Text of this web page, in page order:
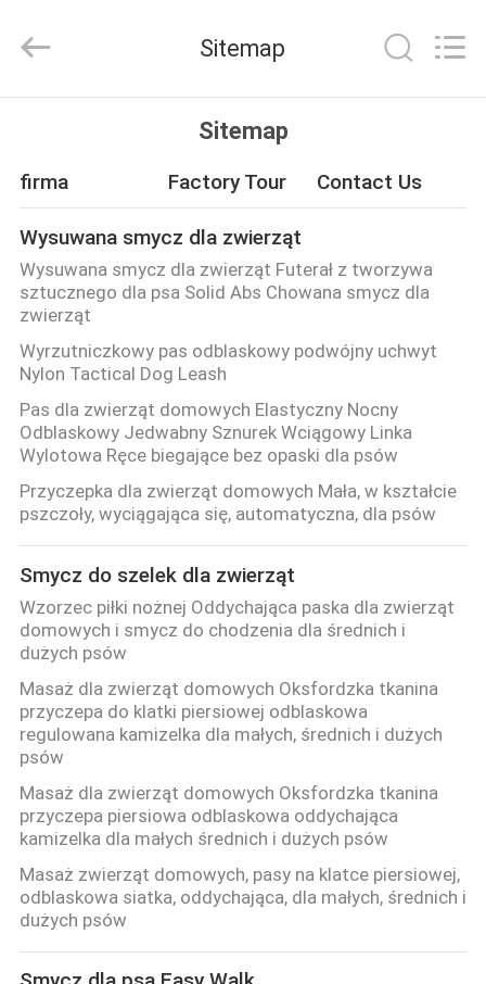
PRODUKTY
O
NAS
WYCIECZKA
PO
FABRYCE
SKONTAKTUJ
SIĘ
NAMI
POPROSIĆ
O
WYCENĘ
BLOG/NEWS
SITEMAP
PRIVACY
Trading
Co.Ltd.
Reserved.
Sitemap
Sitemap
firma Factory Tour Contact Us
Wysuwana smycz dla zwierząt
Wysuwana smycz dla zwierząt Futerał z tworzywa
sztucznego dla psa Solid Abs Chowana smycz dla
zwierząt
Wyrzutniczkowy pas odblaskowy podwójny uchwyt
Nylon Tactical Dog Leash
Pas dla zwierząt domowych Elastyczny Nocny
Odblaskowy Jedwabny Sznurek Wciągowy Linka
Wylotowa Ręce biegające bez opaski dla psów
Przyczepka dla zwierząt domowych Mała, w kształcie
pszczoły, wyciągająca się, automatyczna, dla psów
Smycz do szelek dla zwierząt
Wzorzec piłki nożnej Oddychająca paska dla zwierząt
domowych i smycz do chodzenia dla średnich i
dużych psów
Masaż dla zwierząt domowych Oksfordzka tkanina
przyczepa do klatki piersiowej odblaskowa
regulowana kamizelka dla małych, średnich i dużych
psów
Masaż dla zwierząt domowych Oksfordzka tkanina
przyczepa piersiowa odblaskowa oddychająca
kamizelka dla małych średnich i dużych psów
Masaż zwierząt domowych, pasy na klatce piersiowej,
odblaskowa siatka, oddychająca, dla małych, średnich i
dużych psów